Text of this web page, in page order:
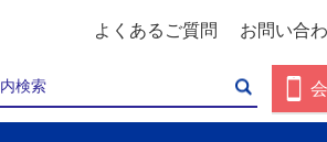
よくあるご質問 お問い合